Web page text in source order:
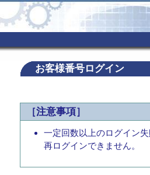
お客様番号ログイン
［注意事項］
一定回数以上のログイン
再ログインできません。